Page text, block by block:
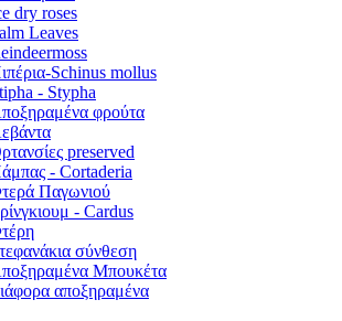
dry roses
Leaves
Schinus mollus
- Stypha
φρούτα
preserved
- Cortaderia
Παγωνιού
- Cardus
σύνθεση
Μπουκέτα
αποξηραμένα